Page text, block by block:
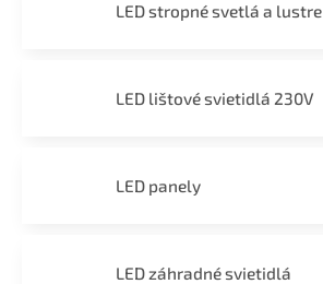
LED stropné svetlá a lustre
LED lištové svietidlá 230V
LED panely
LED záhradné svietidlá